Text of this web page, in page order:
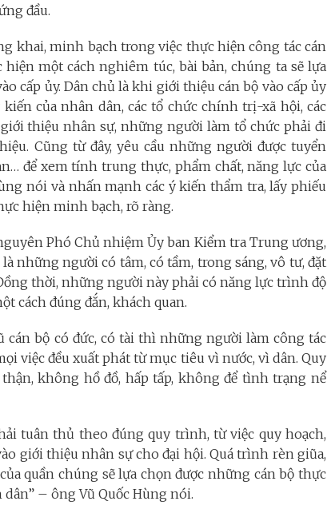
đầu.
khai, minh bạch trong việc thực hiện công tác cán
một cách nghiêm túc, bài bản, chúng ta sẽ lựa
cấp ủy. Dân chủ là khi giới thiệu cán bộ vào cấp ủy
của nhân dân, các tổ chức chính trị-xã hội, các
thiệu nhân sự, những người làm tổ chức phải đi
Cũng từ đây, yêu cầu những người được tuyển
để xem tính trung thực, phẩm chất, năng lực của
nói và nhấn mạnh các ý kiến thẩm tra, lấy phiếu
hiện minh bạch, rõ ràng.
Phó Chủ nhiệm Ủy ban Kiểm tra Trung ương,
những người có tâm, có tầm, trong sáng, vô tư, đặt
thời, những người này phải có năng lực trình độ
cách đúng đắn, khách quan.
cán bộ có đức, có tài thì những người làm công tác
việc đều xuất phát từ mục tiêu vì nước, vì dân. Quy
không hồ đồ, hấp tấp, không để tình trạng nể
tuân thủ theo đúng quy trình, từ việc quy hoạch,
giới thiệu nhân sự cho đại hội. Quá trình rèn giũa,
quần chúng sẽ lựa chọn được những cán bộ thực
– ông Vũ Quốc Hùng nói.